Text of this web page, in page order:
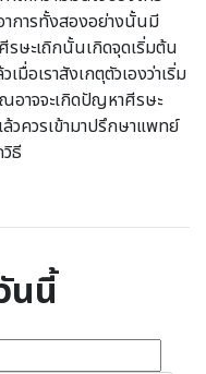
การทั้งสองอย่างนั้นมี
รษะเถิกนั้นเกิดจุดเริ่มต้น
อเราสังเกตุตัวเองว่าเริ่ม
อาจจะเกิดปัญหาศีรษะ
วควรเข้ามาปรึกษาแพทย์
ธี
นนี้